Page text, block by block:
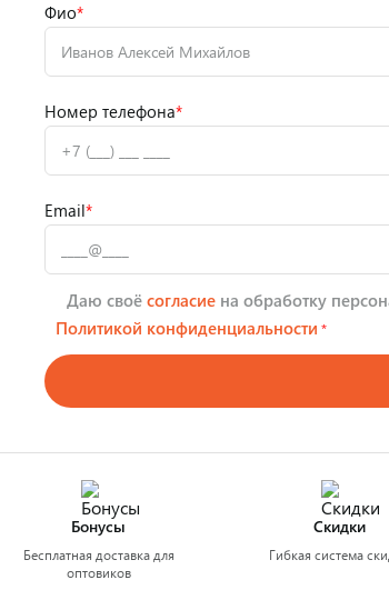
Фио*
Номер телефона*
Email*
Даю своё согласие на обработку
Политикой конфиденциальности *
Бонусы
Бесплатная доставка для
оптовиков
Скидки
Гибкая система